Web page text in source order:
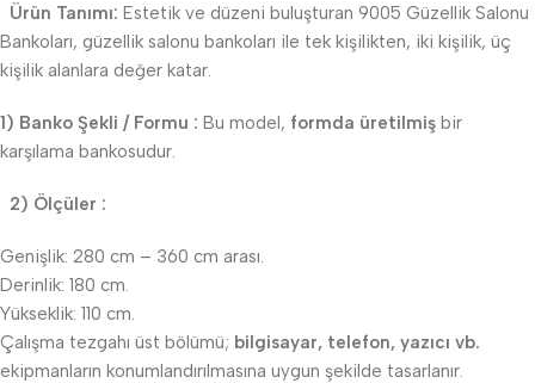
Ürün Tanımı: Estetik ve düzeni buluşturan 9005 Güzellik Salonu
Bankoları, güzellik salonu bankoları ile tek kişilikten, iki kişilik, üç
kişilik alanlara değer katar.
1) Banko Şekli / Formu : Bu model, formda üretilmiş bir
karşılama bankosudur.
2) Ölçüler :
Genişlik: 280 cm – 360 cm arası.
Derinlik: 180 cm.
Yükseklik: 110 cm.
Çalışma tezgahı üst bölümü; bilgisayar, telefon, yazıcı vb.
ekipmanların konumlandırılmasına uygun şekilde tasarlanır.